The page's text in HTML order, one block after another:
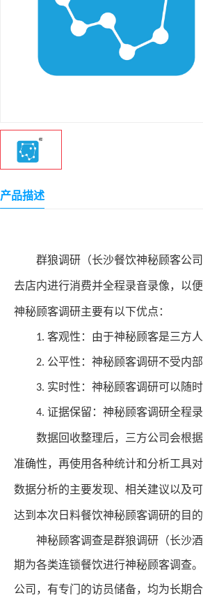
产品描述
群狼调研 （长沙餐饮神秘顾客公司
去店内进行消费并全程录音录像，以
神秘顾客调研主要有以下优点：
1. 客观性：由于神秘顾客是三方
2. 公平性：神秘顾客调研不受内
3. 实时性：神秘顾客调研可以随
4. 证据保留：神秘顾客调研全程
数据回收整理后，三方公司会根
准确性， 再使用各种统计和分析工具
数据分析的主要发现、相关建议以及可
达到本次日料餐饮神秘顾客调研的目的
神秘顾客调查是群狼调研 （长沙
期为各类连锁餐饮进行神秘顾客调查。
公司，有专门的访员储备，均为长期